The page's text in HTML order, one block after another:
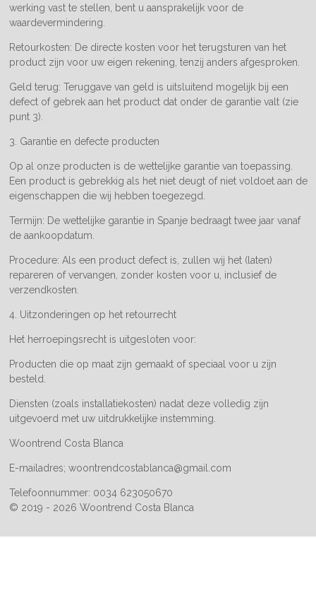
werking vast te stellen, bent u aansprakelijk voor de
waardevermindering.
Retourkosten: De directe kosten voor het terugsturen van het
product zijn voor uw eigen rekening, tenzij anders afgesproken.
Geld terug: Teruggave van geld is uitsluitend mogelijk bij een
defect of gebrek aan het product dat onder de garantie valt (zie
punt 3).
3. Garantie en defecte producten
Op al onze producten is de wettelijke garantie van toepassing.
Een product is gebrekkig als het niet deugt of niet voldoet aan de
eigenschappen die wij hebben toegezegd.
Termijn: De wettelijke garantie in Spanje bedraagt twee jaar vanaf
de aankoopdatum.
Procedure: Als een product defect is, zullen wij het (laten)
repareren of vervangen, zonder kosten voor u, inclusief de
verzendkosten.
4. Uitzonderingen op het retourrecht
Het herroepingsrecht is uitgesloten voor:
Producten die op maat zijn gemaakt of speciaal voor u zijn
besteld.
Diensten (zoals installatiekosten) nadat deze volledig zijn
uitgevoerd met uw uitdrukkelijke instemming.
Woontrend Costa Blanca
E-mailadres; woontrendcostablanca@gmail.com
Telefoonnummer: 0034 623050670
© 2019 - 2026 Woontrend Costa Blanca